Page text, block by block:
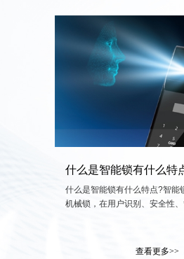
什么是智能锁有什么特
什么是智能锁有什么特点?智能
机械锁，在用户识别、安全性
锁具。门禁系统中锁门的执行部
查看更多>>